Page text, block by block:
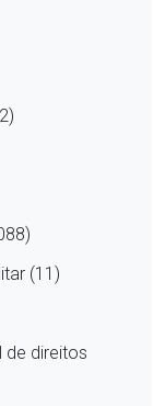
(11)
de direitos